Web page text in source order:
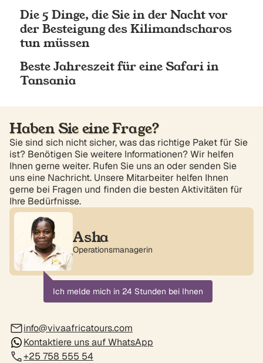
Die 5 Dinge, die Sie in der Nacht vor
der Besteigung des Kilimandscharos
tun müssen
Beste Jahreszeit für eine Safari in
Tansania
Haben Sie eine Frage?
Sie sind sich nicht sicher, was das richtige Paket für Sie
ist? Benötigen Sie weitere Informationen? Wir helfen
Ihnen gerne weiter. Rufen Sie uns an oder senden Sie
uns eine Nachricht. Unsere Mitarbeiter helfen Ihnen
gerne bei Fragen und finden die besten Aktivitäten für
Ihre Bedürfnisse.
Asha
Operationsmanagerin
Ich melde mich in 24 Stunden bei Ihnen
info@vivaafricatours.com
Kontaktiere uns auf WhatsApp
+25 758 555 54